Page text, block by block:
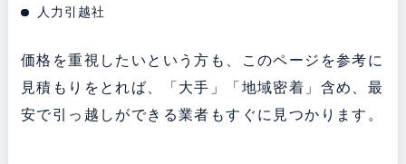
人力引越社
価格を重視したいという方も、このページを参考に
見積もりをとれば、「大手」「地域密着」含め、最
安で引っ越しができる業者もすぐに見つかります。